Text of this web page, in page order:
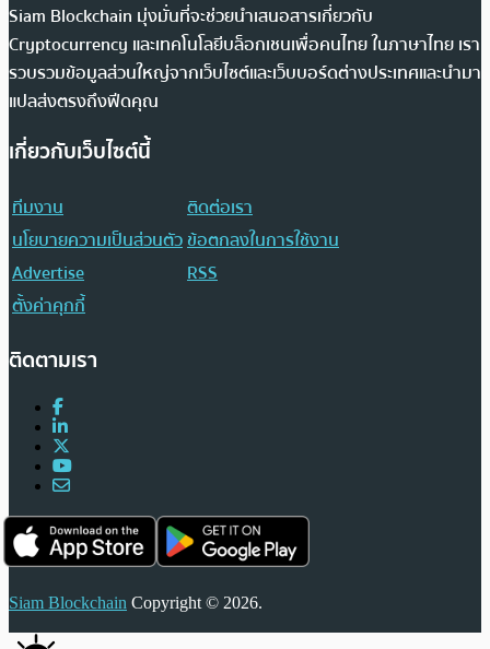
Siam Blockchain มุ่งมั่นที่จะช่วยนำเสนอสารเกี่ยวกับ
Cryptocurrency และเทคโนโลยีบล็อกเชนเพื่อคนไทย ในภาษาไทย เรา
รวบรวมข้อมูลส่วนใหญ่จากเว็บไซต์และเว็บบอร์ดต่างประเทศและนำมา
แปลส่งตรงถึงฟีดคุณ
เกี่ยวกับเว็บไซต์นี้
ทีมงาน
ติดต่อเรา
นโยบายความเป็นส่วนตัวข้อตกลงในการใช้งาน
Advertise
RSS
ตั้งค่าคุกกี้
ติดตามเรา
Siam Blockchain Copyright © 2026.